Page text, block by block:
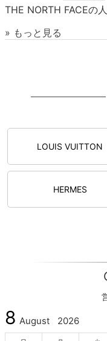
THE NORTH FACEの
» もっと見る
LOUIS VUITTON
HERMES
8 August 2026